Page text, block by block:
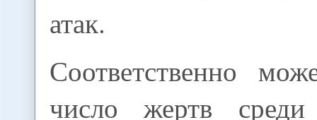
атак.
Соответственно
число жертв среди